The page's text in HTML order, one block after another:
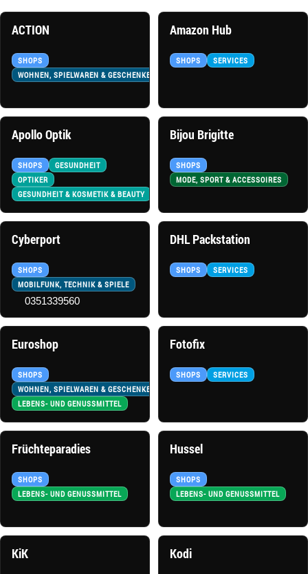
SHOPS
WOHNEN, SPIELWAREN & GESCHENKE
ACTION
SHOPS SERVICES
Amazon Hub
SHOPS
GESUNDHEIT
OPTIKER
GESUNDHEIT & KOSMETIK & BEAUTY
Apollo Optik
SHOPS
MODE, SPORT & ACCESSOIRES
Bijou Brigitte
SHOPS
MOBILFUNK, TECHNIK & SPIELE
Cyberport
0351339560
SHOPS SERVICES
DHL Packstation
SHOPS
WOHNEN, SPIELWAREN & GESCHENKE
LEBENS- UND GENUSSMITTEL
Euroshop
SHOPS SERVICES
Fotofix
SHOPS
LEBENS- UND GENUSSMITTEL
Früchteparadies
SHOPS
LEBENS- UND GENUSSMITTEL
Hussel
KiK Kodi